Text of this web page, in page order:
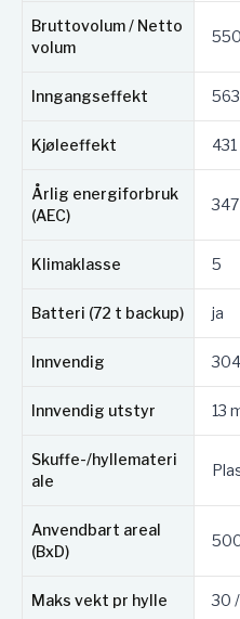
utside av rustfritt stål
utside av rustfritt stål
hvit utside med hel dør
ATEX (alle
EN 60079-
(standard på
Bruttovolum / Netto
volum
Inngangseffekt
Kjøleeffekt
Årlig energiforbruk
(AEC)
Klimaklasse 5
Batteri (72 t backup) ja
Innvendig
Innvendig utstyr 13
Skuffe-/hyllemateri
ale
Anvendbart areal
(BxD)
Maks vekt pr hylle 30